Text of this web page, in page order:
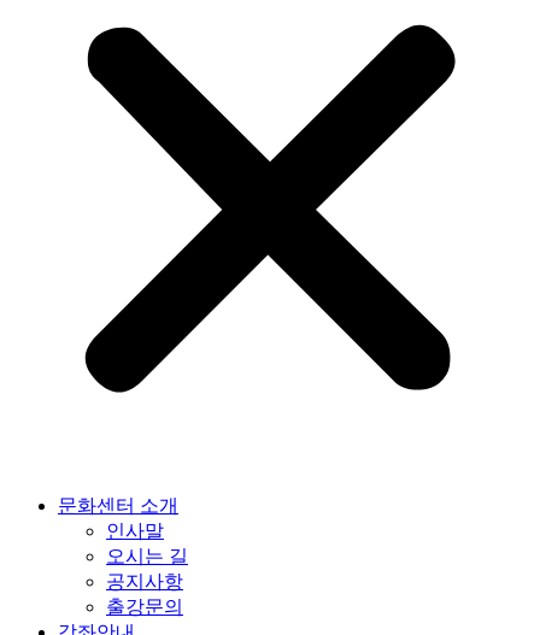
문화센터 소개
인사말
오시는 길
공지사항
출강문의